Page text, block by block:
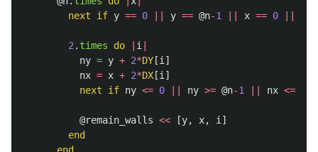
next
if y == 0 y == @n-1 x == 0
2 . times do i
ny = y + 2*DY [i ]
nx = x + 2*DX [i ]
next
if ny <= 0 ny >= @n-1 nx <=
@remain_walls << [y, x, i ]
end